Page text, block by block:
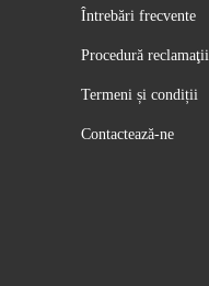
Întrebări frecvente
Procedură reclamaţii
Termeni și condiții
Contactează-ne